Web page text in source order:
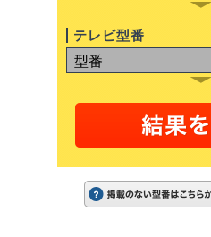
テレビ型番